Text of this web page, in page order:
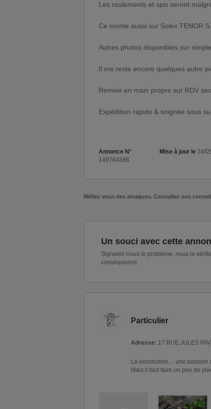
Les roulements et spis seront
Ce monte aussi sur Solex TENOR S
Autres photos disponibles sur
Il me reste encore quelques autre
Remise en main propre sur RDV
Expédition rapide & soignée sous
Annonce N°
149784586
Mise à jour le 24/
Méfiez-vous des arnaques. Consultez nos
Un souci avec cette
Signalez-nous le problème, nous la
conséquence.
Particulier
Adresse: 17 RUE JULES
La locomotion.... une passion
Mais il faut faire un peu de